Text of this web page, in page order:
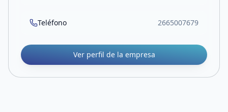
Teléfono 2665007679
Ver perfil de la empresa